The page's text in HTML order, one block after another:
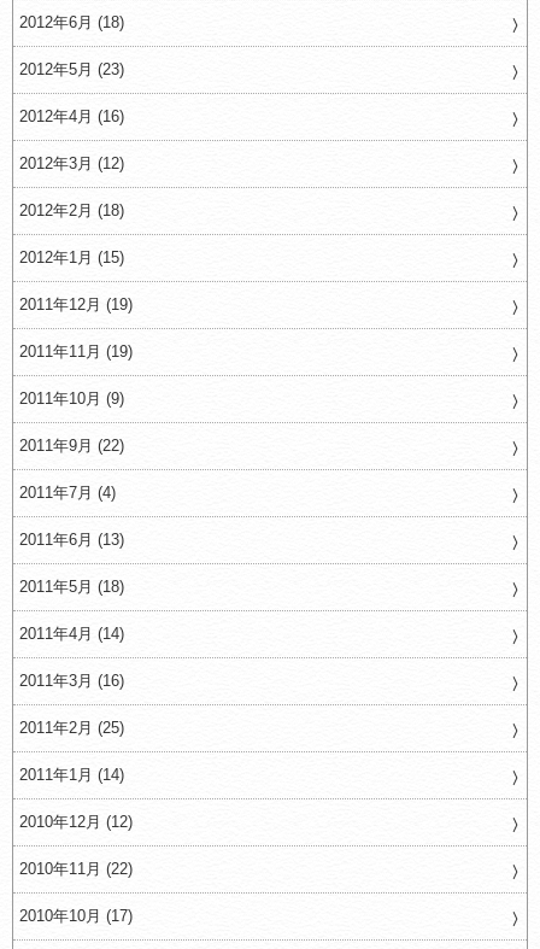
2012年6月 (18)
2012年5月 (23)
2012年4月 (16)
2012年3月 (12)
2012年2月 (18)
2012年1月 (15)
2011年12月 (19)
2011年11月 (19)
2011年10月 (9)
2011年9月 (22)
2011年7月 (4)
2011年6月 (13)
2011年5月 (18)
2011年4月 (14)
2011年3月 (16)
2011年2月 (25)
2011年1月 (14)
2010年12月 (12)
2010年11月 (22)
2010年10月 (17)